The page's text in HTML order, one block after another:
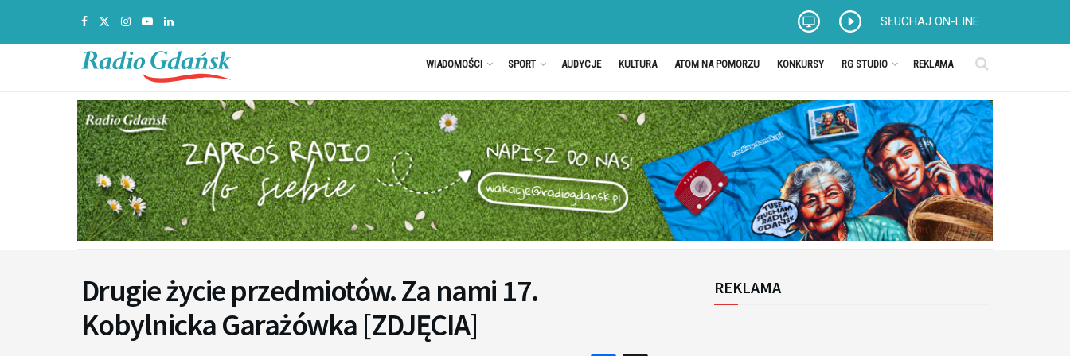
SŁUCHAJ ON-LINE
WIADOMOŚCI SPORT AUDYCJE KULTURA ATOM NA POMORZU KONKURSY RG STUDIO REKLAMA
Drugie życie przedmiotów. Za nami 17.
Kobylnicka Garażówka [ZDJĘCIA]
REKLAMA